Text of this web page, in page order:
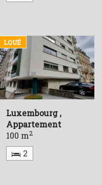
LOUÉ
Luxembourg ,
Appartement
100 m2
2